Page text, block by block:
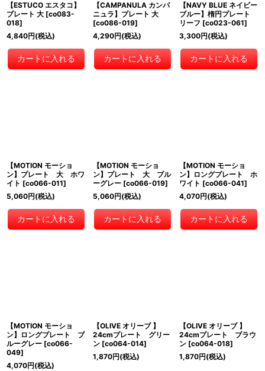
【ESTUCO エスタコ】
プレート 大 [co083-
018]
4,840円(税込)
カートに入れる
【CAMPANULA カンパ
ニュラ】プレート 大
[co086-019]
4,290円(税込)
カートに入れる
【NAVY BLUE ネイビー
ブルー】楕円プレート
リーフ [co023-061]
3,300円(税込)
カートに入れる
【MOTION モーショ
ン】プレート 大 ホワ
イト [co066-011]
5,060円(税込)
カートに入れる
【MOTION モーショ
ン】プレート 大 ブル
ーグレー [co066-019]
5,060円(税込)
カートに入れる
【MOTION モーショ
ン】ロングプレート ホ
ワイト [co066-041]
4,070円(税込)
カートに入れる
【MOTION モーショ
ン】ロングプレート ブ
ルーグレー [co066-
049]
4,070円(税込)
【OLIVE オリーブ 】
24cmプレート グリー
ン [co064-014]
1,870円(税込)
【OLIVE オリーブ 】
24cmプレート ブラウ
ン [co064-018]
1,870円(税込)